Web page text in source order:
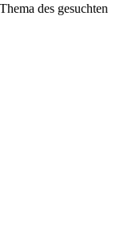
des gesuchten